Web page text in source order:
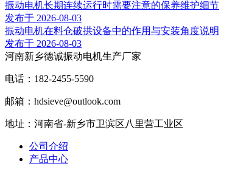
振动电机长期连续运行时需要注意的保养维护细节
发布于 2026-08-03
振动电机在料仓破拱设备中的作用与安装角度说明
发布于 2026-08-03
河南新乡德诚振动电机生产厂家
电话：182-2455-5590
邮箱：hdsieve@outlook.com
地址：河南省-新乡市卫滨区八里营工业区
公司介绍
产品中心